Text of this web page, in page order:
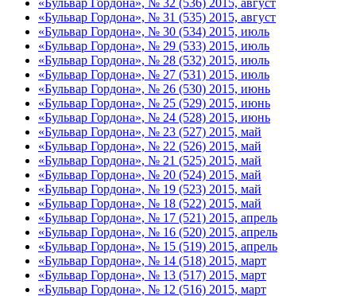
«Бульвар Гордона», № 31 (535) 2015, август
«Бульвар Гордона», № 30 (534) 2015, июль
«Бульвар Гордона», № 29 (533) 2015, июль
«Бульвар Гордона», № 28 (532) 2015, июль
«Бульвар Гордона», № 27 (531) 2015, июль
«Бульвар Гордона», № 26 (530) 2015, июнь
«Бульвар Гордона», № 25 (529) 2015, июнь
«Бульвар Гордона», № 24 (528) 2015, июнь
«Бульвар Гордона», № 23 (527) 2015, май
«Бульвар Гордона», № 22 (526) 2015, май
«Бульвар Гордона», № 21 (525) 2015, май
«Бульвар Гордона», № 20 (524) 2015, май
«Бульвар Гордона», № 19 (523) 2015, май
«Бульвар Гордона», № 18 (522) 2015, май
«Бульвар Гордона», № 17 (521) 2015, апрель
«Бульвар Гордона», № 16 (520) 2015, апрель
«Бульвар Гордона», № 15 (519) 2015, апрель
«Бульвар Гордона», № 14 (518) 2015, март
«Бульвар Гордона», № 13 (517) 2015, март
«Бульвар Гордона», № 12 (516) 2015, март